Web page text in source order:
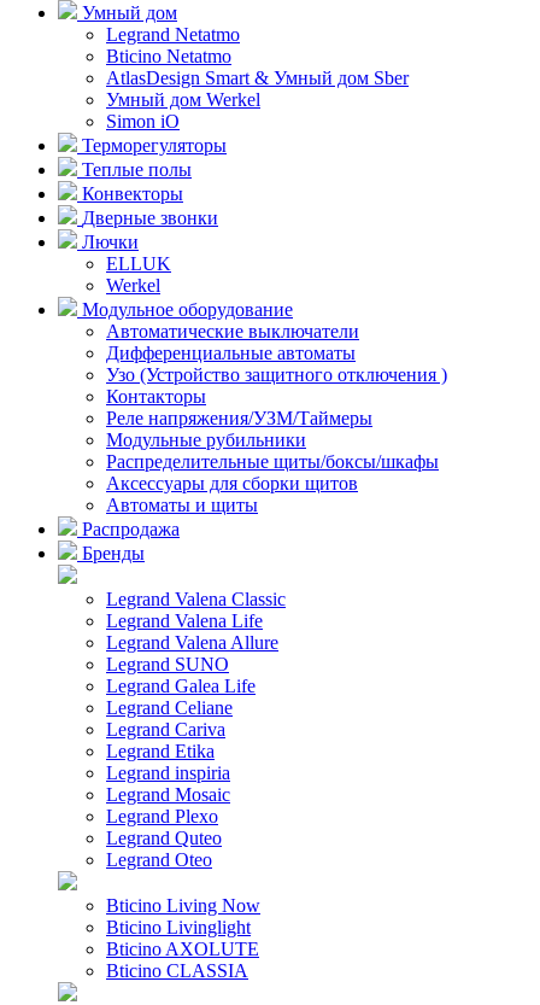
Умный дом
Legrand Netatmo
Bticino Netatmo
AtlasDesign Smart & Умный дом Sber
Умный дом Werkel
Simon iO
Терморегуляторы
Теплые полы
Конвекторы
Дверные звонки
Лючки
ELLUK
Werkel
Модульное оборудование
Автоматические выключатели
Дифференциальные автоматы
Узо (Устройство защитного отключения )
Контакторы
Реле напряжения/УЗМ/Таймеры
Модульные рубильники
Распределительные щиты/боксы/шкафы
Аксессуары для сборки щитов
Автоматы и щиты
Распродажа
Бренды
Legrand Valena Classic
Legrand Valena Life
Legrand Valena Allure
Legrand SUNO
Legrand Galea Life
Legrand Celiane
Legrand Cariva
Legrand Etika
Legrand inspiria
Legrand Mosaic
Legrand Plexo
Legrand Quteo
Legrand Oteo
Bticino Living Now
Bticino Livinglight
Bticino AXOLUTE
Bticino CLASSIA